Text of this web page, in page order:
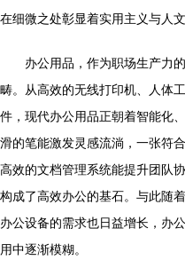
在细微之处彰显着实用主义与人文
办公用品，作为职场生产力
畴。从高效的无线打印机、人体
件，现代办公用品正朝着智能化
滑的笔能激发灵感流淌，一张符
高效的文档管理系统能提升团队
构成了高效办公的基石。与此随
办公设备的需求也日益增长，办
用中逐渐模糊。